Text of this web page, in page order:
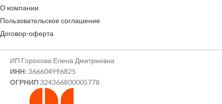
О компании
Пользовательское соглашение
Договор-оферта
ИП Горохова Елена Дмитриевна
ИНН: 366604996825
ОГРНИП 324366800005778